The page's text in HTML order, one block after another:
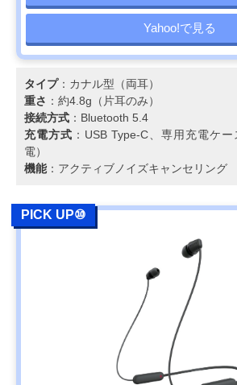
Yahoo!で見る
タイプ：カナル型（両耳）
重さ ：約4.8g（片耳のみ）
接続方式 ：Bluetooth 5.4
充電方式 ：USB Type-C、専用充電ケ
電）
機能：アクティブノイズキャンセリング
PICK UP⑩